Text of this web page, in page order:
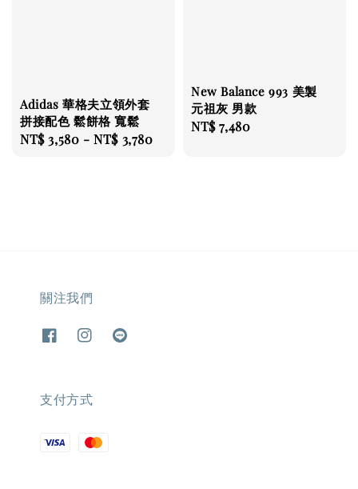
Adidas 華格夫立領外套
拼接配色 鬆餅格 寬鬆
Regular
NT$ 3,580 -NT$ 3,780
New Balance 993 美製
元祖灰 男款
Regular
NT$ 7,480
關注我們
支付方式